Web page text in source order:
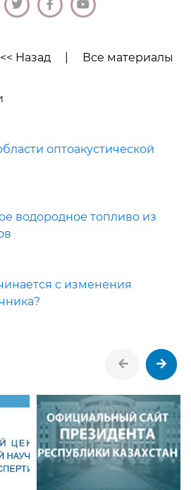
<< Назад
Все материалы
оптоакустической
водородное топливо из
с изменения